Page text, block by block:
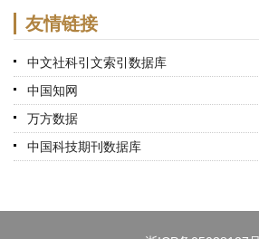
友情链接
中文社科引文索引数据库
中国知网
万方数据
中国科技期刊数据库